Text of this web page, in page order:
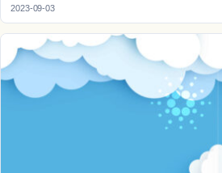
2023-09-03